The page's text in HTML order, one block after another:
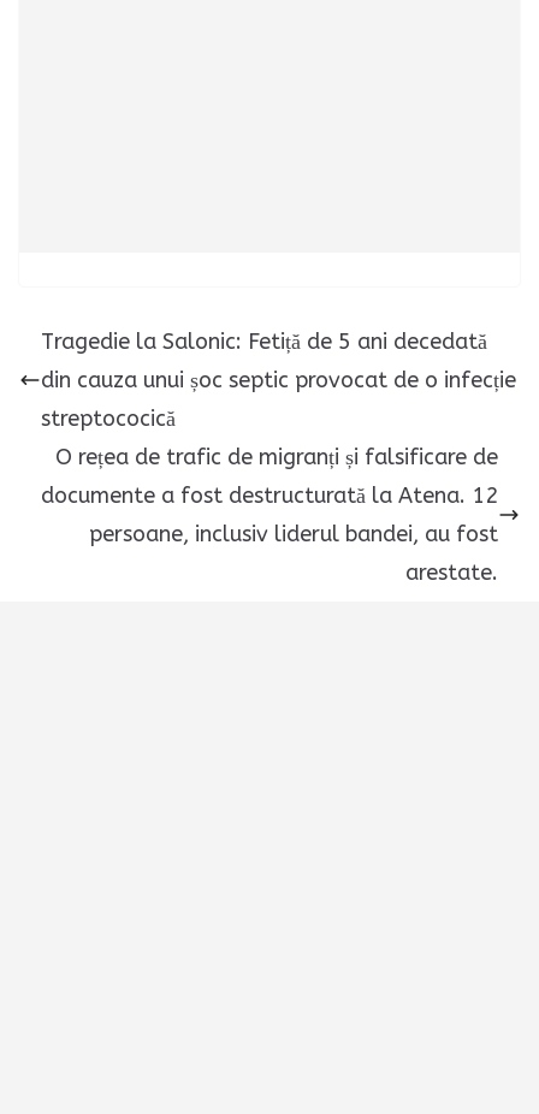
Tragedie la Salonic: Fetiță de 5 ani decedată
din cauza unui șoc septic provocat de o infecție
streptococică
O rețea de trafic de migranți și falsificare de
documente a fost destructurată la Atena. 12
persoane, inclusiv liderul bandei, au fost
arestate.